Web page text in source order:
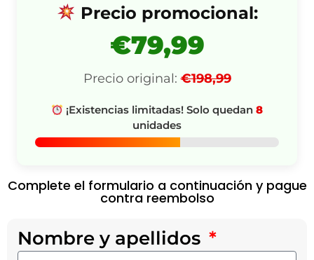
Precio promocional:
€79,99
Precio original: €198,99
¡Existencias limitadas! Solo quedan8
unidades
Complete el formulario a continuación y pague
contra reembolso
Nombre y apellidos